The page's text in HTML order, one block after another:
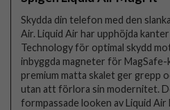
Skydda din telefon med den
Air. Liquid Air har upphöjda
Technology för optimal skydd
inbyggda magneter för
premium matta skalet ger grepp
utan att förlora sin modernitet.
formpassade looken av Liquid